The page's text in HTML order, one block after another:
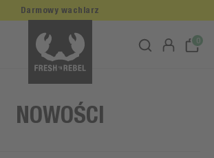
0
Darmowy wachlarz
NOWOŚCI